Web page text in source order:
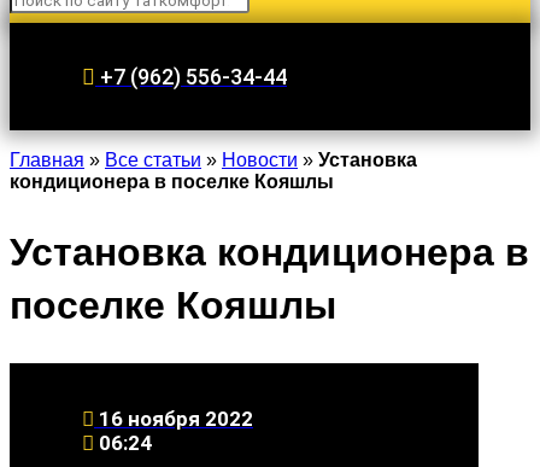
+7 (962) 556-34-44
Главная » Все статьи » Новости » Установка
кондиционера в поселке Кояшлы
Установка кондиционера в
поселке Кояшлы
16 ноября 2022
06:24